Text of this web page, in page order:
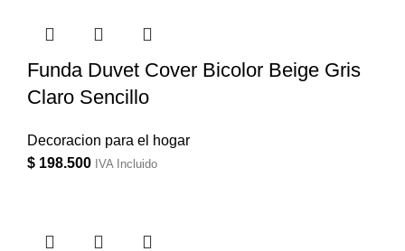
Funda Duvet Cover Bicolor Beige Gris
Claro Sencillo
Decoracion para el hogar
$ 198.500 IVA Incluido